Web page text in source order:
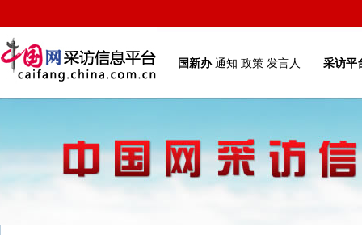
国新办 通知 政策 发言人 采访平